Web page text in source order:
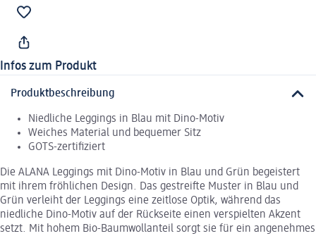
Infos zum Produkt
Produktbeschreibung
Niedliche Leggings in Blau mit Dino-Motiv
Weiches Material und bequemer Sitz
GOTS-zertifiziert
Die ALANA Leggings mit Dino-Motiv in Blau und Grün begeistert
mit ihrem fröhlichen Design. Das gestreifte Muster in Blau und
Grün verleiht der Leggings eine zeitlose Optik, während das
niedliche Dino-Motiv auf der Rückseite einen verspielten Akzent
setzt. Mit hohem Bio-Baumwollanteil sorgt sie für ein angenehmes